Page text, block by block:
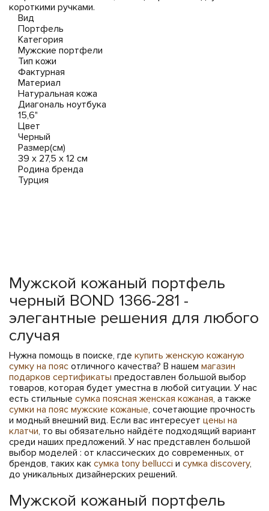
короткими ручками.
Вид
Портфель
Категория
Мужские портфели
Тип кожи
Фактурная
Материал
Натуральная кожа
Диагональ ноутбука
15,6"
Цвет
Черный
Размер(см)
39 x 27,5 x 12 см
Родина бренда
Турция
Мужской кожаный портфель
черный BOND 1366-281 -
элегантные решения для любого
случая
Нужна помощь в поиске, где купить женскую кожаную
сумку на пояс отличного качества? В нашем магазин
подарков сертификаты предоставлен большой выбор
товаров, которая будет уместна в любой ситуации. У нас
есть стильные сумка поясная женская кожаная, а также
сумки на пояс мужские кожаные, сочетающие прочность
и модный внешний вид. Если вас интересует цены на
клатчи, то вы обязательно найдёте подходящий вариант
среди наших предложений. У нас представлен большой
выбор моделей : от классических до современных, от
брендов, таких как сумка tony bellucci и сумка discovery,
до уникальных дизайнерских решений.
Мужской кожаный портфель